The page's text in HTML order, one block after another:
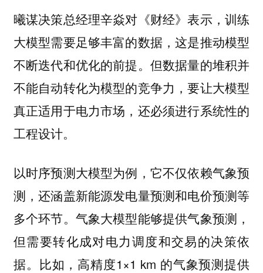
曦谋决策总经理辛焱对《财经》表示，训练
大模型需要足够丰富的数据，这是推动模型
不断迭代和优化的前提。但数据量的堆积并
不能自动转化为模型的竞争力，要让大模型
真正适用于电力市场，还必须进行系统性的
工程设计。
以时序预测大模型为例，它不仅依赖气象预
测，还涵盖新能源发电量预测和电价预测等
多个环节。气象大模型能够提供气象预测，
但需要转化成对电力调度和交易的决策依
据。比如，高精度1×1 km 的气象预测提供